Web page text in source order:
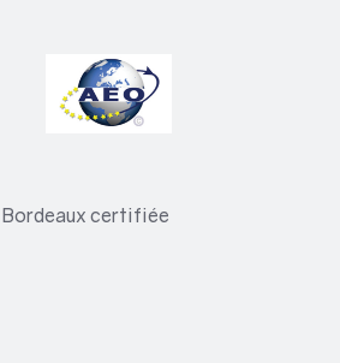
Bordeaux certifiée